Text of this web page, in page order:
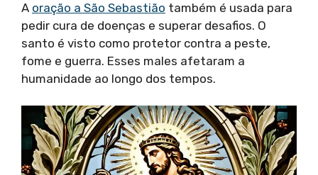
A oração a São Sebastião também é usada para
pedir cura de doenças e superar desafios. O
santo é visto como protetor contra a peste,
fome e guerra. Esses males afetaram a
humanidade ao longo dos tempos.